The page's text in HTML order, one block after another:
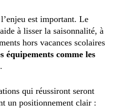
est important. Le
à lisser la saisonnalité, à
hors vacances scolaires
équipements comme les
.
qui réussiront seront
un positionnement clair :